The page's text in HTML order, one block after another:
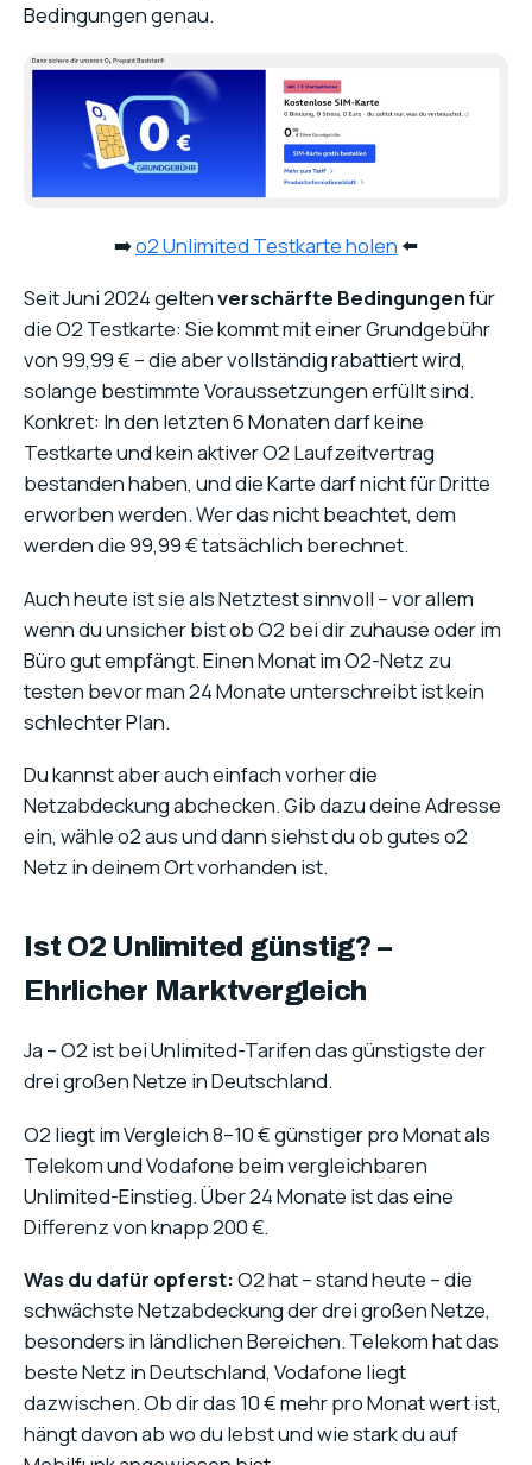
Bedingungen genau.
➡️o2 Unlimited Testkarte holen ⬅️
Seit Juni 2024 geltenverschärfte Bedingungenfür
die O2 Testkarte: Sie kommt mit einer Grundgebühr
von 99,99 € – die aber vollständig rabattiert wird,
solange bestimmte Voraussetzungen erfüllt sind.
Konkret: In den letzten 6 Monaten darf keine
Testkarte und kein aktiver O2 Laufzeitvertrag
bestanden haben, und die Karte darf nicht für Dritte
erworben werden. Wer das nicht beachtet, dem
werden die 99,99 € tatsächlich berechnet.
Auch heute ist sie als Netztest sinnvoll – vor allem
wenn du unsicher bist ob O2 bei dir zuhause oder im
Büro gut empfängt. Einen Monat im O2-Netz zu
testen bevor man 24 Monate unterschreibt ist kein
schlechter Plan.
Du kannst aber auch einfach vorher die
Netzabdeckung abchecken. Gib dazu deine Adresse
ein, wähle o2 aus und dann siehst du ob gutes o2
Netz in deinem Ort vorhanden ist.
Ist O2 Unlimited günstig? –
Ehrlicher Marktvergleich
Ja – O2 ist bei Unlimited-Tarifen das günstigste der
drei großen Netze in Deutschland.
O2 liegt im Vergleich 8–10 € günstiger pro Monat als
Telekom und Vodafone beim vergleichbaren
Unlimited-Einstieg. Über 24 Monate ist das eine
Differenz von knapp 200 €.
Was du dafür opferst:O2 hat – stand heute – die
schwächste Netzabdeckung der drei großen Netze,
besonders in ländlichen Bereichen. Telekom hat das
beste Netz in Deutschland, Vodafone liegt
dazwischen. Ob dir das 10 € mehr pro Monat wert ist,
hängt davon ab wo du lebst und wie stark du auf